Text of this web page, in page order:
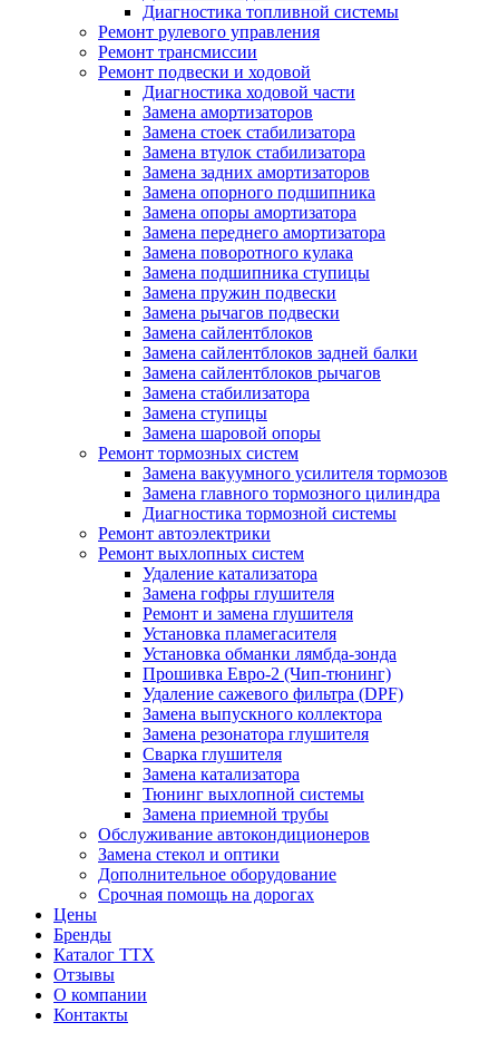
Диагностика топливной системы
Ремонт рулевого управления
Ремонт трансмиссии
Ремонт подвески и ходовой
Диагностика ходовой части
Замена амортизаторов
Замена стоек стабилизатора
Замена втулок стабилизатора
Замена задних амортизаторов
Замена опорного подшипника
Замена опоры амортизатора
Замена переднего амортизатора
Замена поворотного кулака
Замена подшипника ступицы
Замена пружин подвески
Замена рычагов подвески
Замена сайлентблоков
Замена сайлентблоков задней балки
Замена сайлентблоков рычагов
Замена стабилизатора
Замена ступицы
Замена шаровой опоры
Ремонт тормозных систем
Замена вакуумного усилителя тормозов
Замена главного тормозного цилиндра
Диагностика тормозной системы
Ремонт автоэлектрики
Ремонт выхлопных систем
Удаление катализатора
Замена гофры глушителя
Ремонт и замена глушителя
Установка пламегасителя
Установка обманки лямбда-зонда
Прошивка Евро-2 (Чип-тюнинг)
Удаление сажевого фильтра (DPF)
Замена выпускного коллектора
Замена резонатора глушителя
Сварка глушителя
Замена катализатора
Тюнинг выхлопной системы
Замена приемной трубы
Обслуживание автокондиционеров
Замена стекол и оптики
Дополнительное оборудование
Срочная помощь на дорогах
Цены
Бренды
Каталог ТТХ
Отзывы
О компании
Контакты